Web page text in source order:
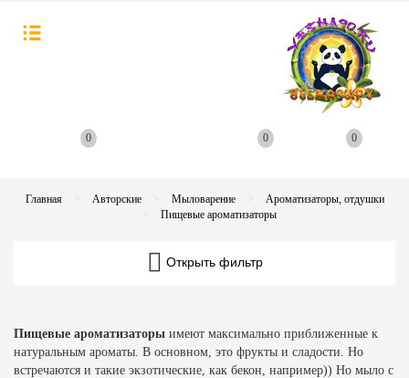
0 0 0
Главная Авторские Мыловарение
Ароматизаторы, отдушки
Пищевые ароматизаторы
Открыть фильтр
Пищевые ароматизаторы имеют максимально приближенные к
натуральным ароматы. В основном, это фрукты и сладости. Но
встречаются и такие экзотические, как бекон, например)) Но мыло с